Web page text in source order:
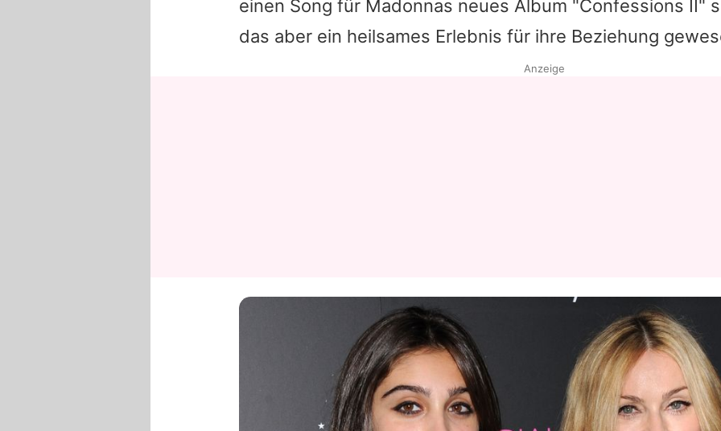
Impressum
Datenschutzerklärung
Nutzungsbedingungen
einen Song für Madonnas neues Album "Confessions II"
das aber ein heilsames Erlebnis für ihre Beziehung
Anzeige